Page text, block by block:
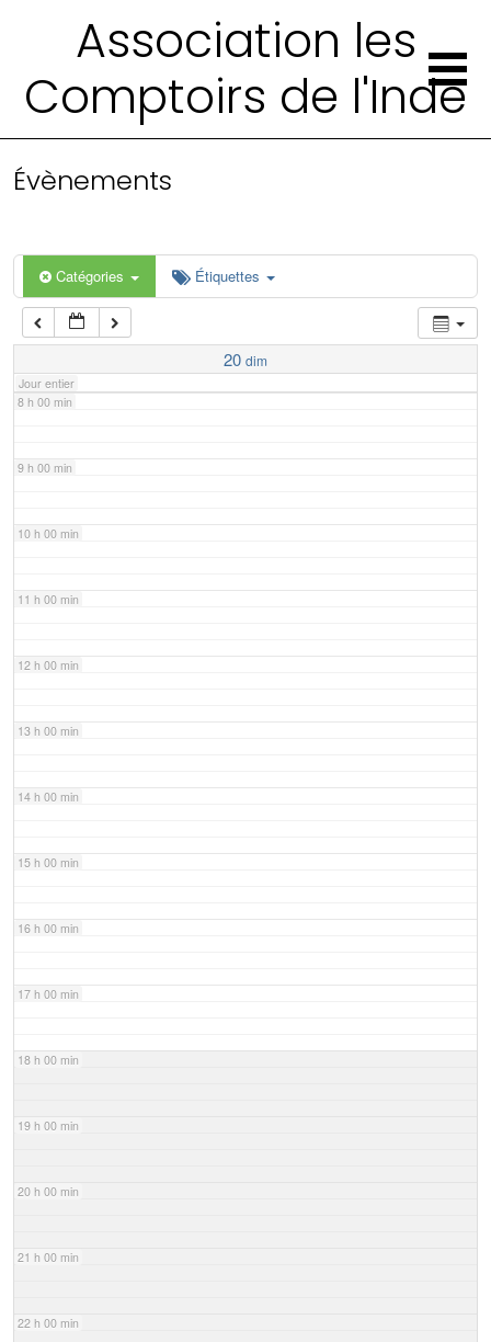
Association les
Comptoirs de l'Inde
Évènements
Catégories Étiquettes
20 dim
Jour entier
4 h 00 min
6 h 00 min
7 h 00 min
8 h 00 min
9 h 00 min
10 h 00 min
11 h 00 min
12 h 00 min
13 h 00 min
14 h 00 min
15 h 00 min
16 h 00 min
17 h 00 min
18 h 00 min
19 h 00 min
20 h 00 min
21 h 00 min
22 h 00 min